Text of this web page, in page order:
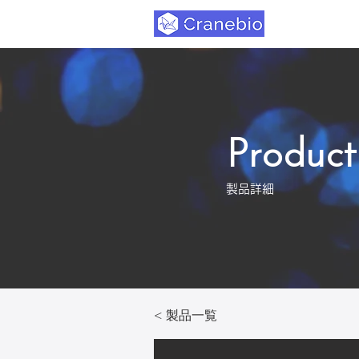
Product
製品詳細
< 製品一覧